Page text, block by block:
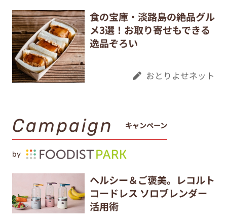
食の宝庫・淡路島の絶品グル
メ3選！お取り寄せもできる
逸品ぞろい
おとりよせネット
Campaign キャンペーン
by
ヘルシー＆ご褒美。レコルト
コードレス ソロブレンダー
活用術